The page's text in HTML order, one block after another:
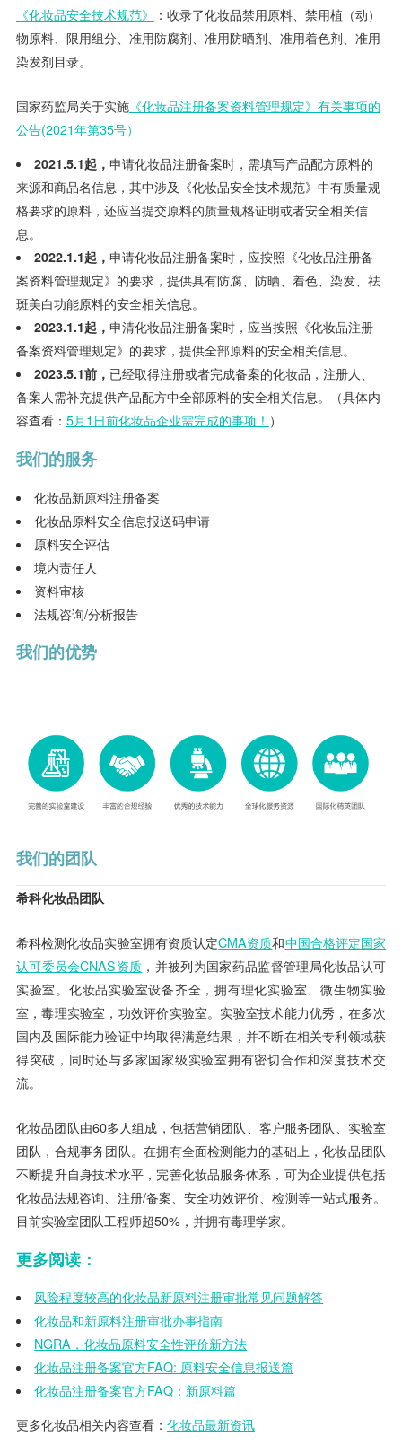
《化妆品安全技术规范》
：收录了化妆品禁用原料、禁用植（动）
物原料、限用组分、准用防腐剂、准用防晒剂、准用着色剂、准用
染发剂目录。
国家药监局关于实施《化妆品注册备案资料管理规定》有关事项的
公告(2021年第35号）
2021.5.1起，申请化妆品注册备案时，需填写产品配方原料的
来源和商品名信息，其中涉及《化妆品安全技术规范》中有质量规
格要求的原料，还应当提交原料的质量规格证明或者安全相关信
息。
2022.1.1起，申请化妆品注册备案时，应按照《化妆品注册备
案资料管理规定》的要求，提供具有防腐、防晒、着色、染发、祛
斑美白功能原料的安全相关信息。
2023.1.1起，申清化妆品注册备案时，应当按照《化妆品注册
备案资料管理规定》的要求，提供全部原料的安全相关信息。
2023.5.1前， 已经取得注册或者完成备案的化妆品，注册人、
备案人需补充提供产品配方中全部原料的安全相关信息。（具体内
容查看： 5月1日前化妆品企业需完成的事项！ ）
我们的服务
化妆品新原料注册备案
化妆品原料安全信息报送码申请
原料安全评估
境内责任人
资料审核
法规咨询/分析报告
我们的优势
我们的团队
希科化妆品团队
希科检测化妆品实验室拥有资质认定CMA资质和中国合格评定国家
认可委员会CNAS资质 ，并被列为国家药品监督管理局化妆品认可
实验室。化妆品实验室设备齐全，拥有理化实验室、微生物实验
室，毒理实验室，功效评价实验室。实验室技术能力优秀，在多次
国内及国际能力验证中均取得满意结果，并不断在相关专利领域获
得突破，同时还与多家国家级实验室拥有密切合作和深度技术交
流。
化妆品团队由60多人组成，包括营销团队、客户服务团队、实验室
团队，合规事务团队。在拥有全面检测能力的基础上，化妆品团队
不断提升自身技术水平，完善化妆品服务体系，可为企业提供包括
化妆品法规咨询、注册/备案、安全功效评价、检测等一站式服务。
目前实验室团队工程师超50%，并拥有毒理学家。
更多阅读：
风险程度较高的化妆品新原料注册审批常见问题解答
化妆品和新原料注册审批办事指南
NGRA，化妆品原料安全性评价新方法
化妆品注册备案官方FAQ: 原料安全信息报送篇
化妆品注册备案官方FAQ：新原料篇
更多化妆品相关内容查看： 化妆品最新资讯